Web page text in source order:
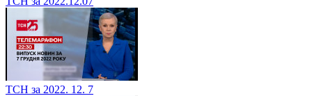
ТСН за 2022. 12. 7